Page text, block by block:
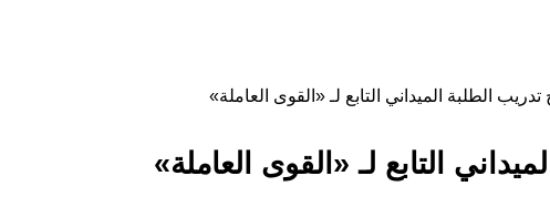
الطلبة الميداني التابع لـ «القوى العاملة»
التابع لـ «القوى العاملة»